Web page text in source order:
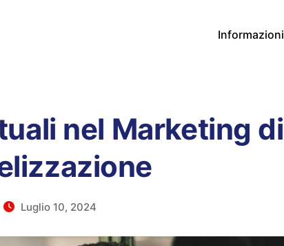
Informazioni
nel Marketing di
Luglio 10, 2024